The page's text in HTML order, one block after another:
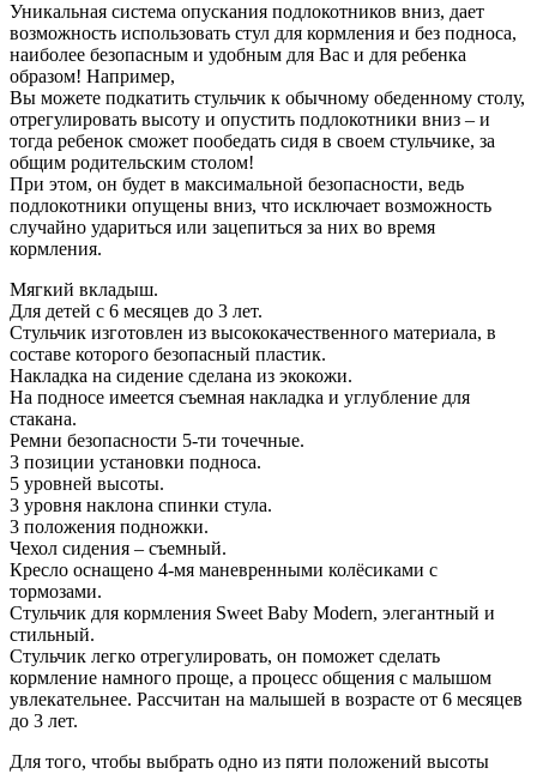
Уникальная система опускания подлокотников вниз, дает
возможность использовать стул для кормления и без подноса,
наиболее безопасным и удобным для Вас и для ребенка
образом! Например,
Вы можете подкатить стульчик к обычному обеденному столу,
отрегулировать высоту и опустить подлокотники вниз – и
тогда ребенок сможет пообедать сидя в своем стульчике, за
общим родительским столом!
При этом, он будет в максимальной безопасности, ведь
подлокотники опущены вниз, что исключает возможность
случайно удариться или зацепиться за них во время
кормления.
Мягкий вкладыш.
Для детей с 6 месяцев до 3 лет.
Стульчик изготовлен из выcококачественного материала, в
составе которого безопасный пластик.
Накладка на сидение сделана из экокожи.
На подносе имеется съемная накладка и углубление для
стакана.
Ремни безопасности 5-ти точечные.
3 позиции установки подноса.
5 уровней высоты.
3 уровня наклона спинки стула.
3 положения подножки.
Чехол сидения – съемный.
Кресло оснащено 4-мя маневренными колёсиками с
тормозами.
Стульчик для кормления Sweet Baby Modern, элегантный и
стильный.
Стульчик легко отрегулировать, он поможет сделать
кормление намного проще, а процесс общения с малышом
увлекательнее. Рассчитан на малышей в возрасте от 6 месяцев
до 3 лет.
Для того, чтобы выбрать одно из пяти положений высоты